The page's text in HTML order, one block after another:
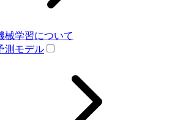
械学習について
測モデル